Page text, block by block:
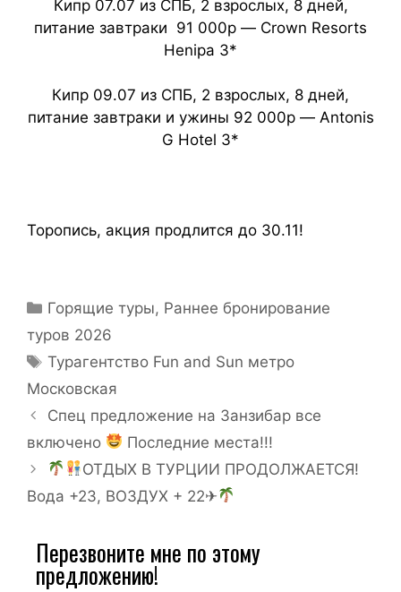
Кипр 07.07 из СПБ, 2 взрослых, 8 дней,
питание завтраки 91 000р — Crown Resorts
Henipa 3*
Кипр 09.07 из СПБ, 2 взрослых, 8 дней,
питание завтраки и ужины 92 000р — Antonis
G Hotel 3*
Торопись, акция продлится до 30.11!
Горящие туры, Раннее бронирование
туров 2026
Турагентство Fun and Sun метро
Московская
Спец предложение на Занзибар все
включено
Последние места!!!
ОТДЫХ В ТУРЦИИ ПРОДОЛЖАЕТСЯ!
Вода +23, ВОЗДУХ + 22✈
Перезвоните мне по этому
предложению!